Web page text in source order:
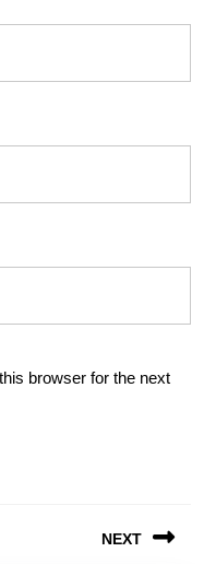
browser for the next
NEXT